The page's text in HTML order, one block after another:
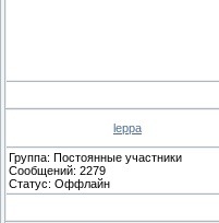
leppa
Группа: Постоянные участники
Сообщений: 2279
Статус: Оффлайн